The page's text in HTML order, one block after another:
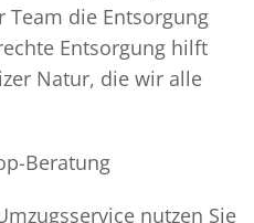
die Entsorgung
Entsorgung hilft
Natur, die wir alle
Beratung
nutzen Sie